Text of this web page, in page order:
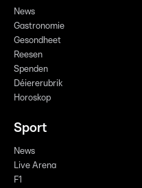
News
Gastronomie
Gesondheet
Reesen
Spenden
Déiererubrik
Horoskop
Sport
News
Live Arena
F1